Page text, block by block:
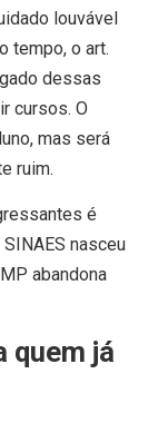
louvável
tempo, o art.
dessas
cursos. O
mas será
ruim.
é
nasceu
abandona
quem já